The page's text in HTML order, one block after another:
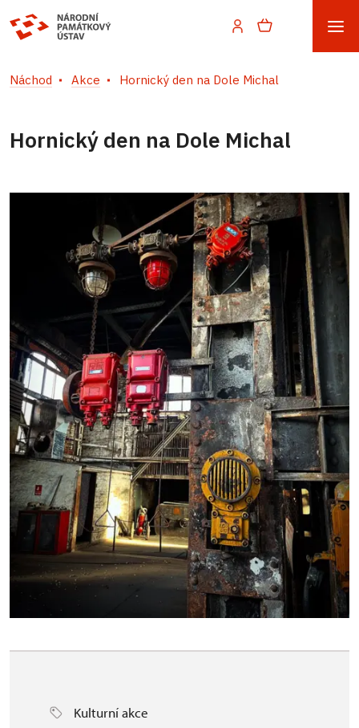
Náchod Akce Hornický den na Dole Michal
Hornický den na Dole Michal
Kulturní akce